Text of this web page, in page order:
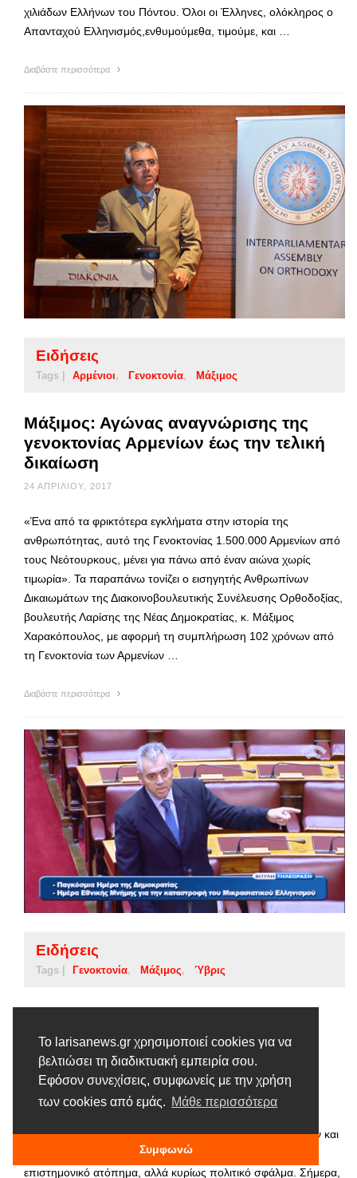
Το larisanews.gr χρησιμοποιεί cookies για να
βελτιώσει τη διαδικτυακή εμπειρία σου.
Εφόσον συνεχίσεις, συμφωνείς με την χρήση
των cookies από εμάς. Μάθε περισσότερα
Συμφωνώ
χιλιάδων Ελλήνων του Πόντου. Όλοι οι Έλληνες, ολόκληρος ο
Απανταχού Ελληνισμός,ενθυμούμεθα, τιμούμε, και …
Διαβάστε περισσότερα
Ειδήσεις
Tags | Αρμένιοι Γενοκτονία Μάξιμος
Μάξιμος: Αγώνας αναγνώρισης της
γενοκτονίας Αρμενίων έως την τελική
δικαίωση
24 ΑΠΡΙΛΊΟΥ, 2017
«Ένα από τα φρικτότερα εγκλήματα στην ιστορία της
ανθρωπότητας, αυτό της Γενοκτονίας 1.500.000 Αρμενίων από
τους Νεότουρκους, μένει για πάνω από έναν αιώνα χωρίς
τιμωρία». Τα παραπάνω τονίζει ο εισηγητής Ανθρωπίνων
Δικαιωμάτων της Διακοινοβουλευτικής Συνέλευσης Ορθοδοξίας,
βουλευτής Λαρίσης της Νέας Δημοκρατίας, κ. Μάξιμος
Χαρακόπουλος, με αφορμή τη συμπλήρωση 102 χρόνων από
τη Γενοκτονία των Αρμενίων …
Διαβάστε περισσότερα
Ειδήσεις
Tags | Γενοκτονία Μάξιμος Ύβρις
Γενοκτονίας των Μικρασιατών
15 ΣΕΠΤΕΜΒΡΊΟΥ, 2016
«Η σημερινή εκδήλωση δεν έχει μόνον τα χαρακτηριστικά
παρελθόν. Η ιστορία δεν είναι μόνον παρελθόν, είναι παρόν και
κυρίως μέλλον. Όποιος την αρνείται δεν κάνει μόνον
επιστημονικό ατόπημα, αλλά κυρίως πολιτικό σφάλμα. Σήμερα,